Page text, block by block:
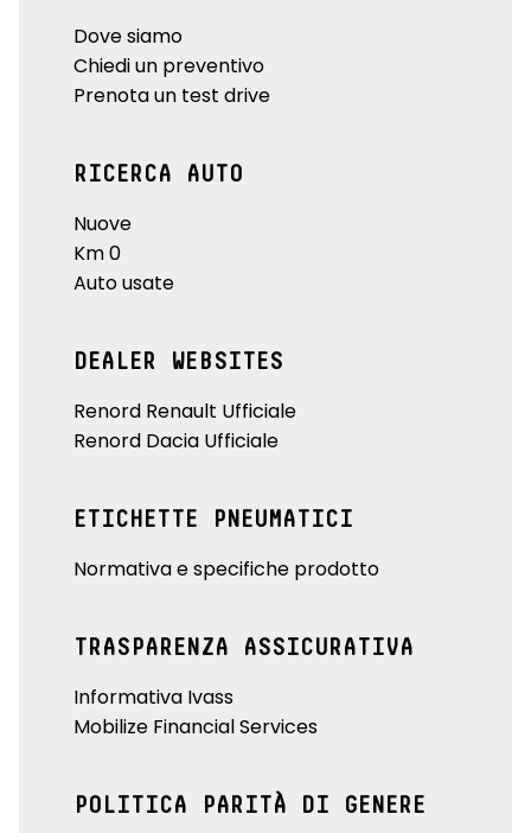
Dove siamo
Chiedi un preventivo
Prenota un test drive
RICERCA AUTO
Nuove
Km 0
Auto usate
DEALER WEBSITES
Renord Renault Ufficiale
Renord Dacia Ufficiale
ETICHETTE PNEUMATICI
Normativa e specifiche prodotto
TRASPARENZA ASSICURATIVA
Informativa Ivass
Mobilize Financial Services
POLITICA PARITÀ DI GENERE